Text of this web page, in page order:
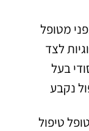
מטופל
לצד
בעל
נקבע
טיפול